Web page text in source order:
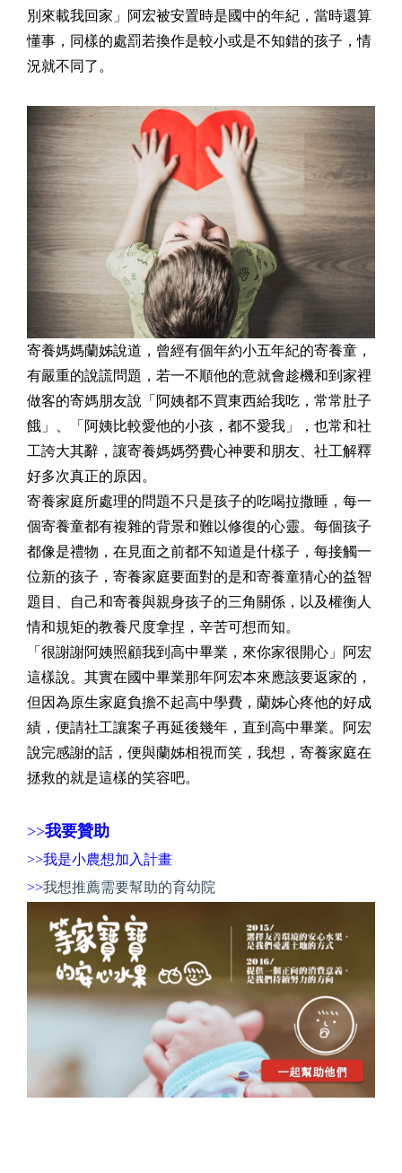
別來載我回家」阿宏被安置時是國中的年紀，當時還算
懂事，同樣的處罰若換作是較小或是不知錯的孩子，情
況就不同了。
寄養媽媽蘭姊說道，曾經有個年約小五年紀的寄養童，
有嚴重的說謊問題，若一不順他的意就會趁機和到家裡
做客的寄媽朋友說「阿姨都不買東西給我吃，常常肚子
餓」、「阿姨比較愛他的小孩，都不愛我」，也常和社
工誇大其辭，讓寄養媽媽勞費心神要和朋友、社工解釋
好多次真正的原因。
寄養家庭所處理的問題不只是孩子的吃喝拉撒睡，每一
個寄養童都有複雜的背景和難以修復的心靈。每個孩子
都像是禮物，在見面之前都不知道是什樣子，每接觸一
位新的孩子，寄養家庭要面對的是和寄養童猜心的益智
題目、自己和寄養與親身孩子的三角關係，以及權衡人
情和規矩的教養尺度拿捏，辛苦可想而知。
「很謝謝阿姨照顧我到高中畢業，來你家很開心」阿宏
這樣說。其實在國中畢業那年阿宏本來應該要返家的，
但因為原生家庭負擔不起高中學費，蘭姊心疼他的好成
績，便請社工讓案子再延後幾年，直到高中畢業。阿宏
說完感謝的話，便與蘭姊相視而笑，我想，寄養家庭在
拯救的就是這樣的笑容吧。
>>我要贊助
>>我是小農想加入計畫
>>我想推薦需要幫助的育幼院